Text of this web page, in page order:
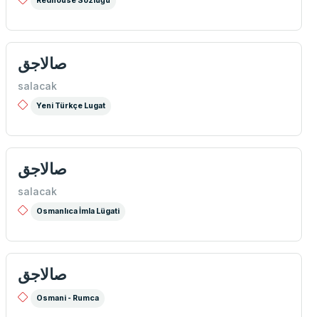
صالاجق
salacak
Yeni Türkçe Lugat
صالاجق
salacak
Osmanlıca İmla Lügati
صالاجق
Osmani - Rumca